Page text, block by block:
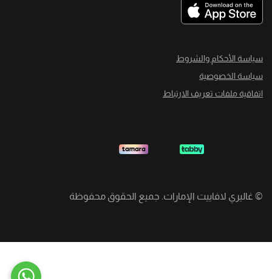
سياسة الأحكام والشروط
سياسة الخصوصية
اتفاقية ملفات تعريف الارتباط
© غاليري لافاييت الإمارات. جميع الحقوق محفوظة